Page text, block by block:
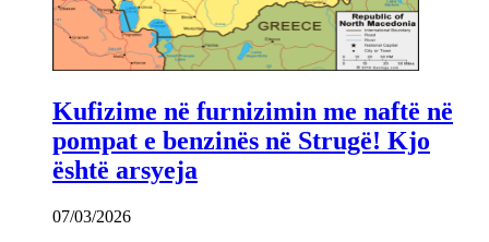
Kufizime në furnizimin me naftë në
pompat e benzinës në Strugë! Kjo
është arsyeja
07/03/2026